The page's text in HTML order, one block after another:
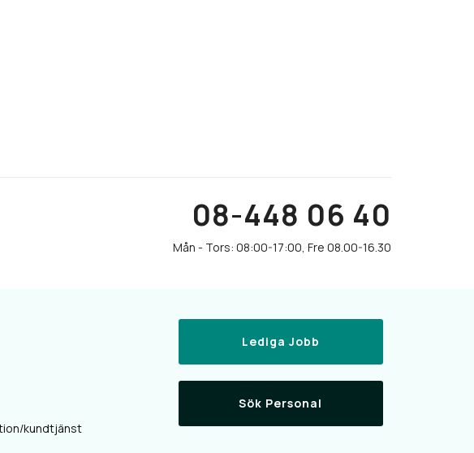
08-448 06 40
kundtjänst
Lediga Jobb
Sök Personal